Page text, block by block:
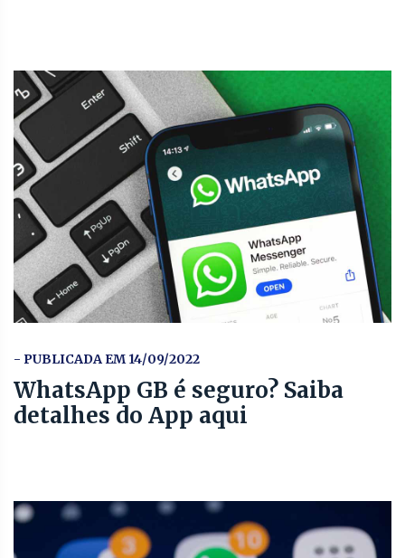
- PUBLICADA EM 14/09/2022
WhatsApp GB é seguro? Saiba
detalhes do App aqui